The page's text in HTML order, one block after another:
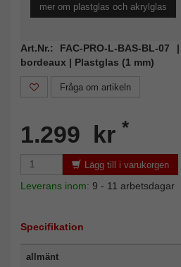
mer om plastglas och akrylglas
Art.Nr.: FAC-PRO-L-BAS-BL-
bordeaux | Plastglas (1 mm)
Fråga om artikeln
1.299 kr *
Lägg till i varukorgen
Leverans inom: 9 - 11 arbetsdagar
Specifikation
allmänt